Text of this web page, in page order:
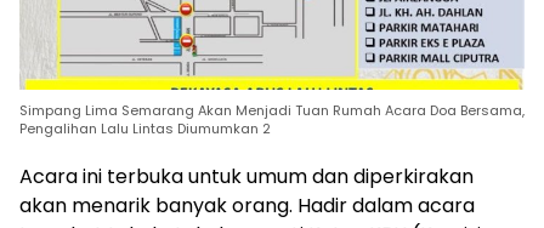
Simpang Lima Semarang Akan Menjadi Tuan Rumah Acara Doa Bersama,
Pengalihan Lalu Lintas Diumumkan 2
Acara ini terbuka untuk umum dan diperkirakan
akan menarik banyak orang. Hadir dalam acara